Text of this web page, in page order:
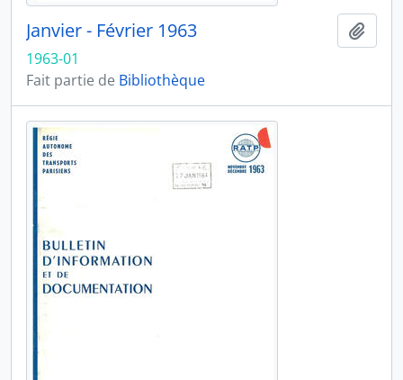
Janvier - Février 1963
1963-01
Fait partie de Bibliothèque